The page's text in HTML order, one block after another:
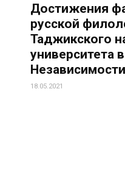
Достижения
русской
Таджикского
университета
18.05.2021